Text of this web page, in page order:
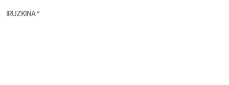
IRUZKINA*